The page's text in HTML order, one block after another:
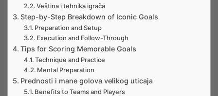
Veština i tehnika igrača
Step-by-Step Breakdown of Iconic Goals
Preparation and Setup
Execution and Follow-Through
Tips for Scoring Memorable Goals
Technique and Practice
Mental Preparation
Prednosti i mane golova velikog uticaja
Benefits to Teams and Players